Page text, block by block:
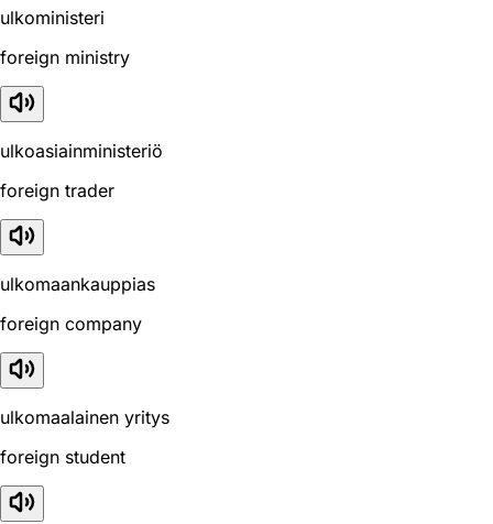
ulkoministeri
foreign ministry
ulkoasiainministeriö
foreign trader
ulkomaankauppias
foreign company
ulkomaalainen yritys
foreign student